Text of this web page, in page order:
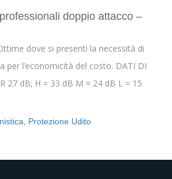
doppio attacco –
dove si presenti la necessità di
per l’economicità del costo. DATI DI
27 dB; H = 33 dB M = 24 dB L = 15
Protezione Udito